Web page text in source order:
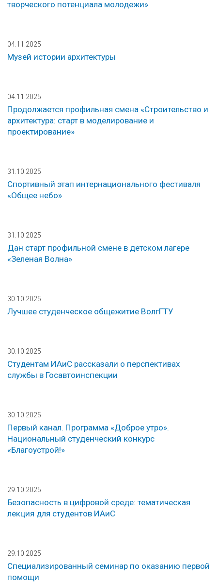
творческого потенциала молодежи»
04.11.2025
Музей истории архитектуры
04.11.2025
Продолжается профильная смена «Строительство и
архитектура: старт в моделирование и
проектирование»
31.10.2025
Спортивный этап интернационального фестиваля
«Общее небо»
31.10.2025
Дан старт профильной смене в детском лагере
«Зеленая Волна»
30.10.2025
Лучшее студенческое общежитие ВолгГТУ
30.10.2025
Студентам ИАиС рассказали о перспективах
службы в Госавтоинспекции
30.10.2025
Первый канал. Программа «Доброе утро».
Национальный студенческий конкурс
«Благоустрой!»
29.10.2025
Безопасность в цифровой среде: тематическая
лекция для студентов ИАиС
29.10.2025
Специализированный семинар по оказанию первой
помощи